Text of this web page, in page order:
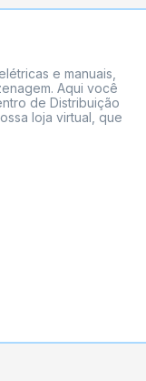
e manuais,
Aqui você
de Distribuição
loja virtual, que